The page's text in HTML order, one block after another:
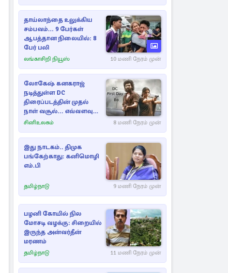
தாய்லாந்தை உலுக்கிய
சம்பவம்... 9 பேர்கள்
ஆபத்தான நிலையில்: 8
பேர் பலி
லங்காசிறி நியூஸ் 10 மணி நேரம் முன்
லோகேஷ் கனகராஜ்
நடித்துள்ள DC
திரைப்படத்தின் முதல்
நாள் வசூல்... எவ்வளவு
தெரியுமா?
சினிஉலகம் 8 மணி நேரம் முன்
இது நாடகம்.. திமுக
பங்கேற்காது: கனிமொழி
எம்.பி
தமிழ்நாடு 9 மணி நேரம் முன்
பழனி கோயில் நில
மோசடி வழக்கு: சிறையில்
இருந்த அன்வர்தீன்
மரணம்
தமிழ்நாடு 11 மணி நேரம் முன்